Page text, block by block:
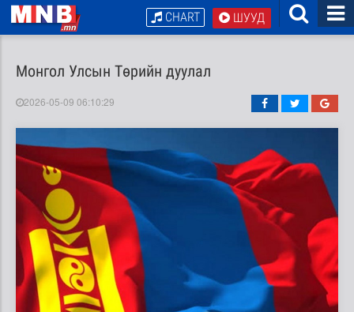
ШУУД
CHART
Монгол Улсын Төрийн дуулал
2026-05-09 06:10:29